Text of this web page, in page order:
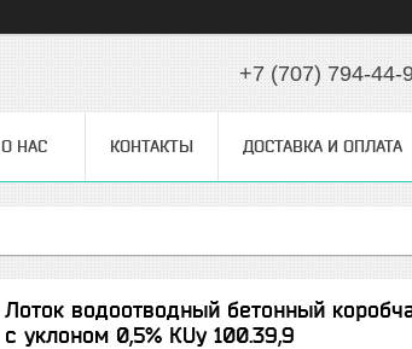
+7 (707) 794-44-
О НАС КОНТАКТЫ ДОСТАВКА И ОПЛАТА
Лоток водоотводный бетонный
с уклоном 0,5% КUу 100.39,9